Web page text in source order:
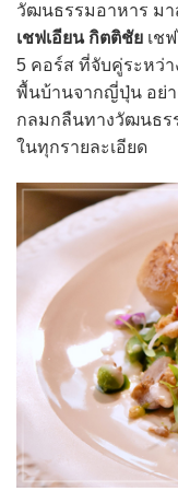
วัฒนธรรมอาหาร ม
เชฟเอียน กิตติชัย เช
5 คอร์ส ที่จับคู่ระหว่
พื้นบ้านจากญี่ปุ่น อย่
กลมกลืนทางวัฒนธร
ในทุกรายละเอียด